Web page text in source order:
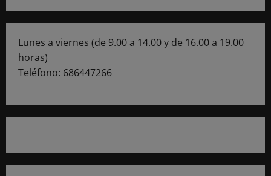
Lunes a viernes (de 9.00 a 14.00 y de 16.00 a 19.00
horas)
Teléfono: 686447266